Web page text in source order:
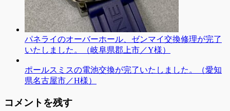
パネライのオーバーホール、ゼンマイ交換修理が完了
いたしました。（岐阜県郡上市／Y様）
ポールスミスの電池交換が完了いたしました。（愛知
県名古屋市／H様）
コメントを残す